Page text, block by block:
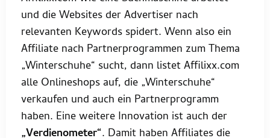
und die Websites der Advertiser nach
relevanten Keywords spidert. Wenn also ein
Affiliate nach Partnerprogrammen zum Thema
„Winterschuhe“ sucht, dann listet Affilixx.com
alle Onlineshops auf, die „Winterschuhe“
verkaufen und auch ein Partnerprogramm
haben. Eine weitere Innovation ist auch der
„Verdienometer“. Damit haben Affiliates die